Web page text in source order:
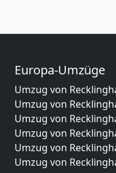
Europa-Umzüge
Umzug von
Umzug von
Umzug von
Umzug von
Umzug von
Umzug von